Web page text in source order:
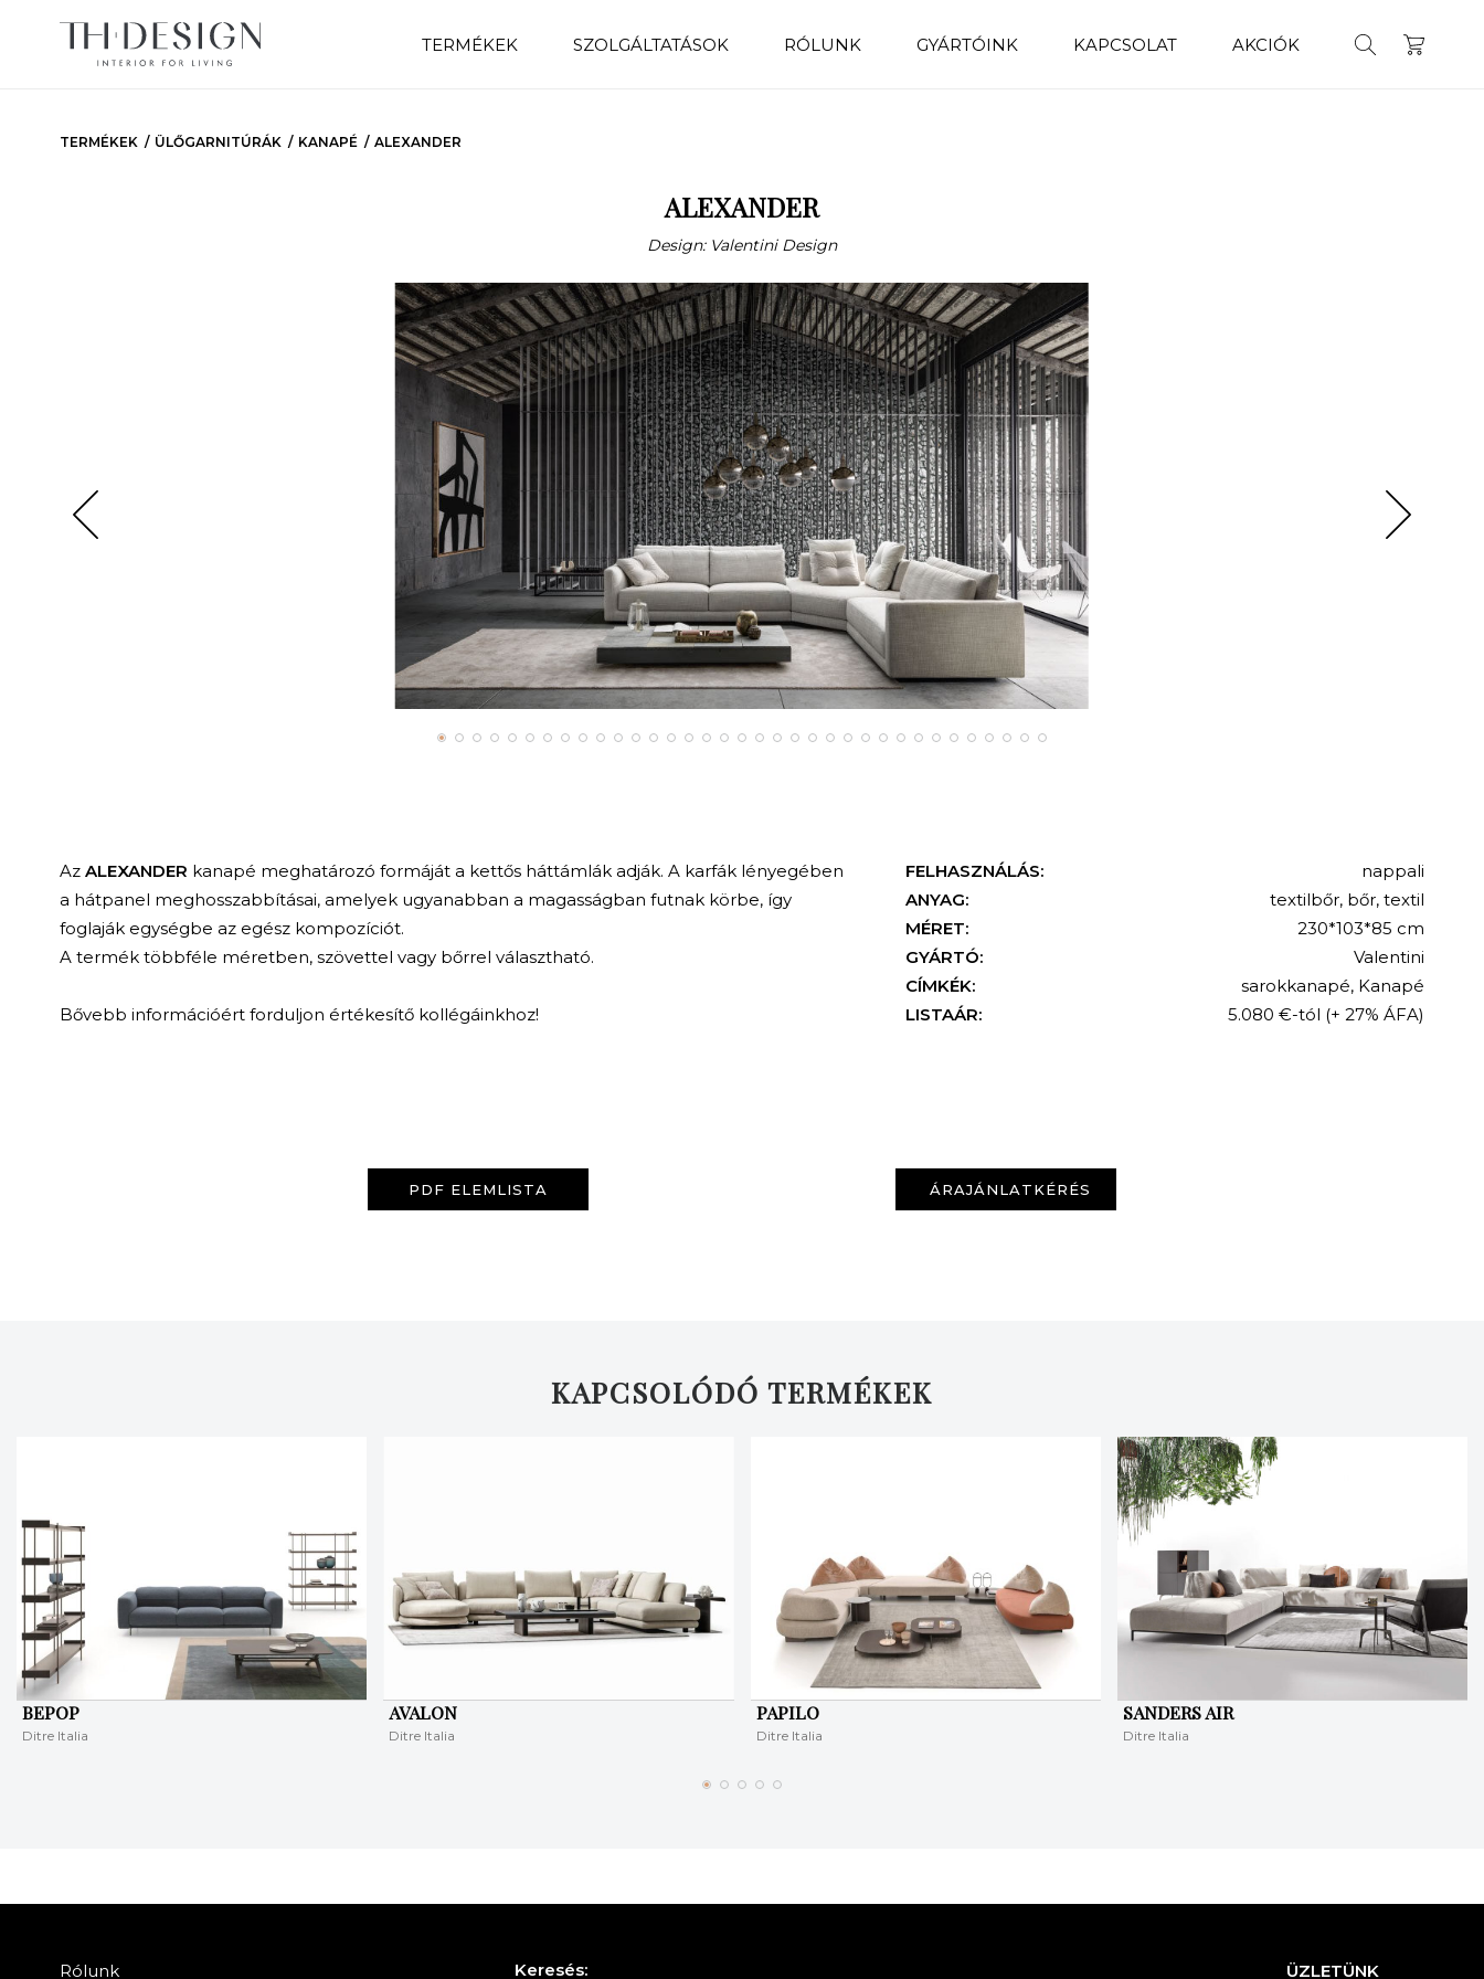
TERMÉKEK SZOLGÁLTATÁSOK RÓLUNK GYÁRTÓINK KAPCSOLAT AKCIÓK
TERMÉKEK ÜLŐGARNITÚRÁK KANAPÉ ALEXANDER
ALEXANDER
Design: Valentini Design
Az ALEXANDER kanapé meghatározó formáját a kettős háttámlák adják. A karfák lényegében
a hátpanel meghosszabbításai, amelyek ugyanabban a magasságban futnak körbe, így
foglaják egységbe az egész kompozíciót.
A termék többféle méretben, szövettel vagy bőrrel választható.
Bővebb információért forduljon értékesítő kollégáinkhoz!
FELHASZNÁLÁS:
nappali
ANYAG:
textilbőr, bőr,textil
MÉRET:
230*103*85 cm
GYÁRTÓ:
Valentini
CÍMKÉK:
sarokkanapé, Kanapé
LISTAÁR:
5.080 €-tól (+ 27% ÁFA)
PDF ELEMLISTA ÁRAJÁNLATKÉRÉS
KAPCSOLÓDÓ TERMÉKEK
BEPOP
Ditre Italia
AVALON
Ditre Italia
PAPILO
Ditre Italia
SANDERS AIR
Ditre Italia
Rólunk Keresés: ÜZLETÜNK